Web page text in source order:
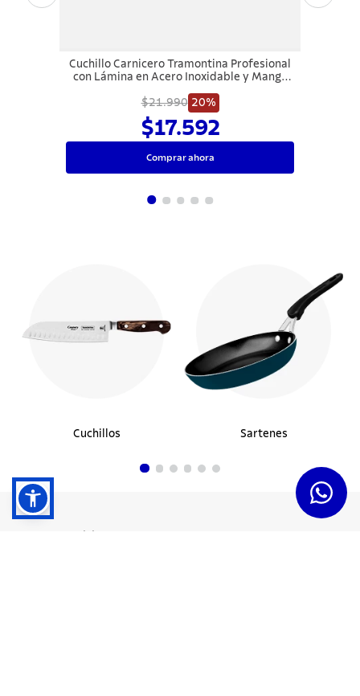
Cuchillo Carnicero Tramontina Profesional
con Lámina en Acero Inoxidable y Mango
$21.990 20%
$17.592
Comprar ahora
Cuchillos Sartenes